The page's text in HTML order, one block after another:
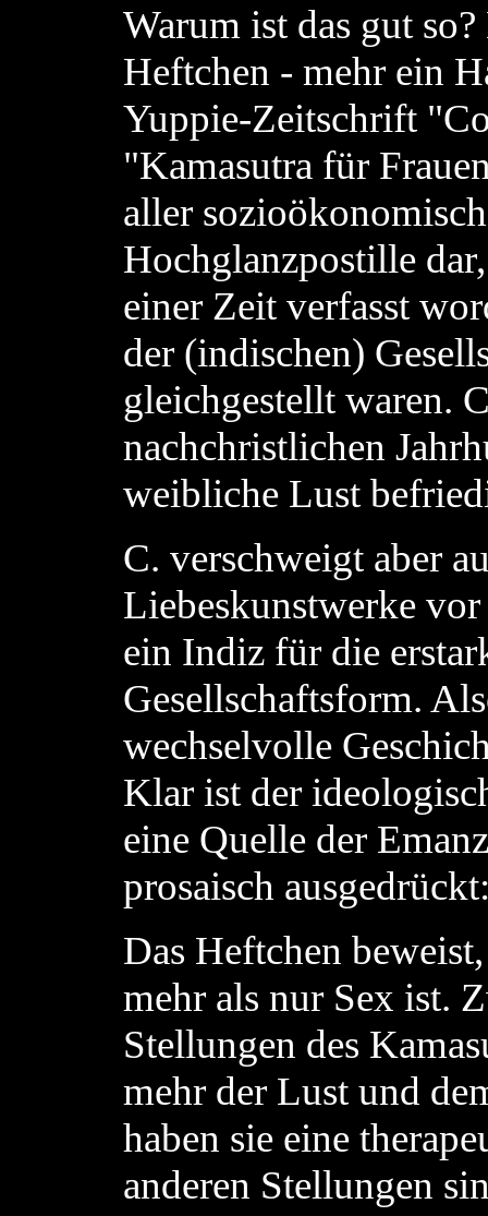
Warum ist das gut
Heftchen - mehr ein
Yuppie-Zeitschrift
"Kamasutra für
aller
Hochglanzpostille
einer Zeit verfasst
der (indischen)
gleichgestellt waren.
nachchristlichen
weibliche Lust
C. verschweigt aber
Liebeskunstwerke
ein Indiz für die
Gesellschaftsform.
wechselvolle
Klar ist der
eine Quelle der
prosaisch
Das Heftchen
mehr als nur Sex ist.
Stellungen des
mehr der Lust und
haben sie eine
anderen Stellungen